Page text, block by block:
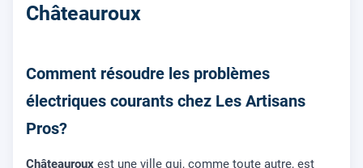
Châteauroux
Comment résoudre les problèmes
électriques courants chez Les Artisans
Pros?
Châteauroux est une ville qui, comme toute autre, est